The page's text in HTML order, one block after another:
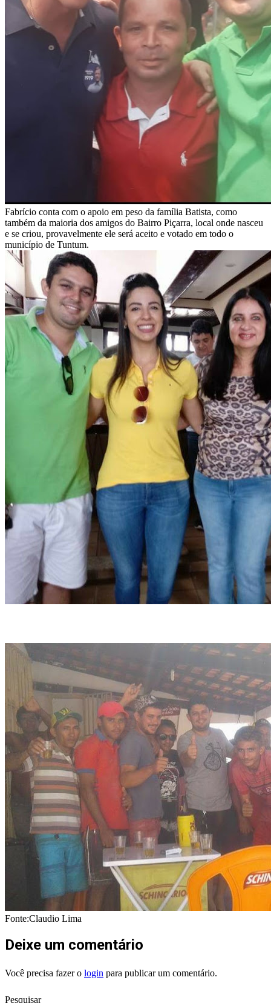
Fabrício conta com o apoio em peso da família Batista, como
também da maioria dos amigos do Bairro Piçarra, local onde nasceu
e se criou, provavelmente ele será aceito e votado em todo o
município de Tuntum.
Fonte:Claudio Lima
Deixe um comentário
Você precisa fazer o login para publicar um comentário.
Pesquisar